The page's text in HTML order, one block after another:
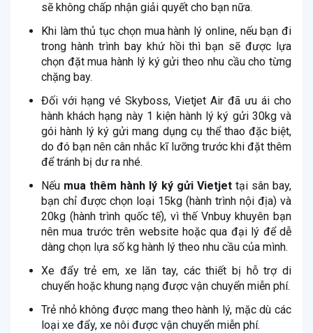
sẽ không chấp nhận giải quyết cho bạn nữa.
Khi làm thủ tục chọn mua hành lý online, nếu bạn đi
trong hành trình bay khứ hồi thì bạn sẽ được lựa
chọn đặt mua hành lý ký gửi theo nhu cầu cho từng
chặng bay.
Đối với hạng vé Skyboss, Vietjet Air đã ưu ái cho
hành khách hạng này 1 kiện hành lý ký gửi 30kg và
gói hành lý ký gửi mang dụng cụ thể thao đặc biệt,
do đó bạn nên cân nhắc kĩ lưỡng trước khi đặt thêm
để tránh bị dư ra nhé.
Nếu mua thêm hành lý ký gửi Vietjettại sân bay,
bạn chỉ được chọn loại 15kg (hành trình nội địa) và
20kg (hành trình quốc tế), vì thế Vnbuy khuyên bạn
nên mua trước trên website hoặc qua đại lý để dễ
dàng chọn lựa số kg hành lý theo nhu cầu của mình.
Xe đẩy trẻ em, xe lăn tay, các thiết bị hỗ trợ di
chuyển hoặc khung nạng được vận chuyển miễn phí.
Trẻ nhỏ không được mang theo hành lý, mặc dù các
loại xe đẩy, xe nôi được vận chuyển miễn phí.